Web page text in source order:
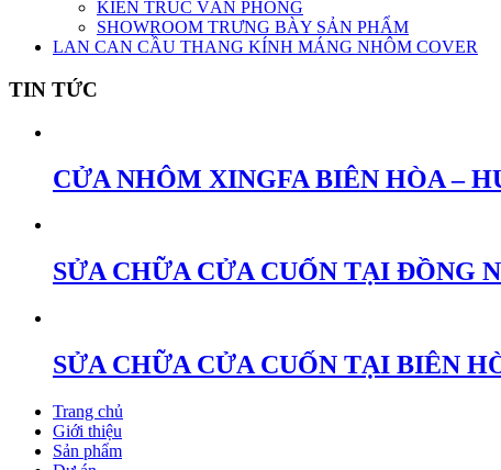
KIẾN TRÚC VĂN PHÒNG
SHOWROOM TRƯNG BÀY SẢN PHẨM
LAN CAN CẦU THANG KÍNH MÁNG NHÔM COVER
TIN TỨC
CỬA NHÔM XINGFA BIÊN HÒA –
SỬA CHỮA CỬA CUỐN TẠI ĐỒNG
SỬA CHỮA CỬA CUỐN TẠI BIÊN
Trang chủ
Giới thiệu
Sản phẩm